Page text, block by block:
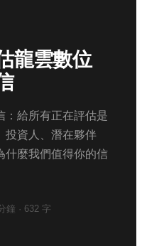
龍雲數位
：給所有正在評估是
投資人、潛在夥伴
麼我們值得你的信
鐘 · 632 字